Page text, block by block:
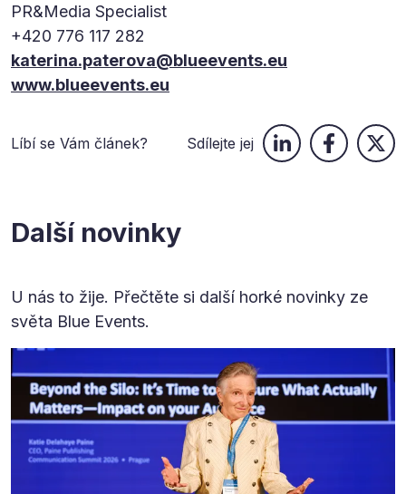
PR&Media Specialist
+420 776 117 282
katerina.paterova@blueevents.eu
www.blueevents.eu
Líbí se Vám článek? Sdílejte jej
Další novinky
U nás to žije. Přečtěte si další horké novinky ze
světa Blue Events.